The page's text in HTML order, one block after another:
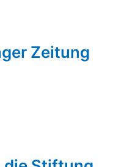
Zeitung